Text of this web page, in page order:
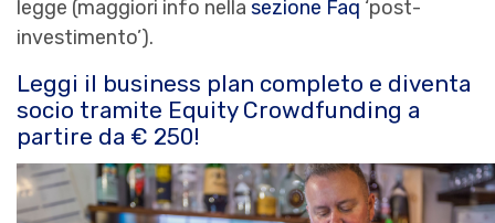
legge (maggiori info nella sezione Faq ‘post-
investimento’).
Leggi il business plan completo e diventa
socio tramite Equity Crowdfunding a
partire da € 250!